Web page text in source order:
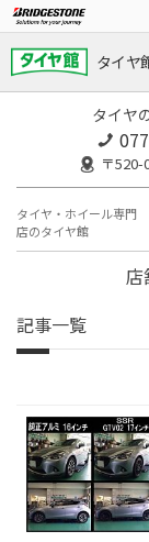
タイヤ
タイヤ
〒
タイヤ・ホイール専門
店のタイヤ館
店
記事一覧